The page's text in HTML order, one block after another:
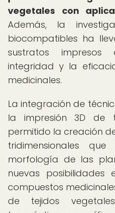
vegetales con
Además, la
biocompatibles ha
sustratos
integridad y la
medicinales.
La integración de
la impresión 3D de
permitido la creación
tridimensionales
morfología de las
nuevas
compuestos
de tejidos